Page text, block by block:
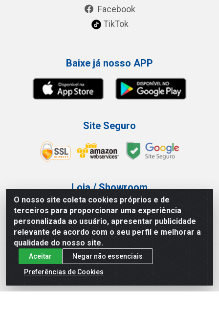
O nosso site coleta cookies próprios e de
terceiros para proporcionar uma experiência
personalizada ao usuário, apresentar publicidade
relevante de acordo com o seu perfil e melhorar a
qualidade do nosso site.
Aceitar
Negar não essenciais
Preferências de Cookies
Facebook
TikTok
Baixe já nosso APP
Site Seguro
Loja / Showroom
Tel.: (11) 3227-0546
Av Vautier, 587/597 - Pari - São Paulo/SP
Atef Distribuidora LTDA - Av. Vautier, 585/597 - Pari - São
Paulo/SP - CEP 03.032-000 - CNPJ 27.717.135/0001-29